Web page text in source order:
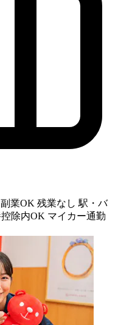
業OK 残業なし 駅・バ
除内OK マイカー通勤